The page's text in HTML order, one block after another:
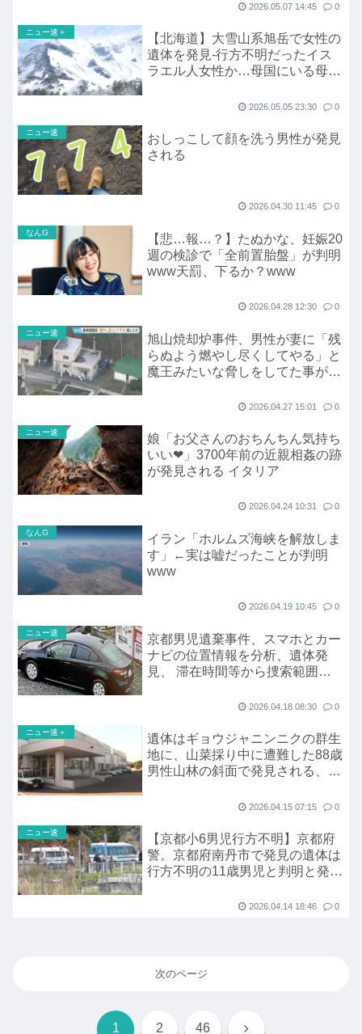
2026.05.07 14:45 0
ニュー速＋
【北海道】大雪山系旭岳で女性の
遺体を発見-行方不明だったイス
ラエル人女性か…母国にいる母親
2026.05.05 23:30 0
ニュー速
おしっこして顔を洗う男性が発見
される
2026.04.30 11:45 0
なんG
【悲…報…？】たぬかな、妊娠20
週の検診で「全前置胎盤」が判明
www天罰、下るか？www
2026.04.28 12:30 0
ニュー速
旭山焼却炉事件、男性が妻に「残
らぬよう燃やし尽くしてやる」と
魔王みたいな脅しをしてた事が判
2026.04.27 15:01 0
ニュー速
娘「お父さんのおちんちん気持ち
いい❤」3700年前の近親相姦の跡
が発見される イタリア
2026.04.24 10:31 0
なんG
イラン「ホルムズ海峡を解放しま
す」←実は嘘だったことが判明
www
2026.04.19 10:45 0
ニュー速
京都男児遺棄事件、スマホとカー
ナビの位置情報を分析、遺体発
見、 滞在時間等から捜索範囲を
2026.04.18 08:30 0
ニュー速＋
遺体はギョウジャニンニクの群生
地に、山菜採り中に遭難した88歳
男性山林の斜面で発見される、バ
2026.04.15 07:15 0
ニュー速
【京都小6男児行方不明】京都府
警。京都府南丹市で発見の遺体は
行方不明の11歳男児と判明と発表
2026.04.14 18:46 0
次のページ
1 2 46 次